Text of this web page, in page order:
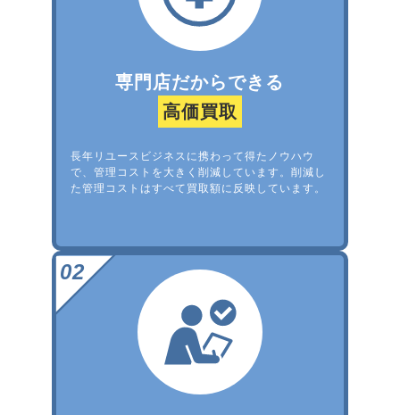
専門店だからできる
高価買取
長年リユースビジネスに携わって得たノウハウ
で、管理コストを大きく削減しています。削減し
た管理コストはすべて買取額に反映しています。